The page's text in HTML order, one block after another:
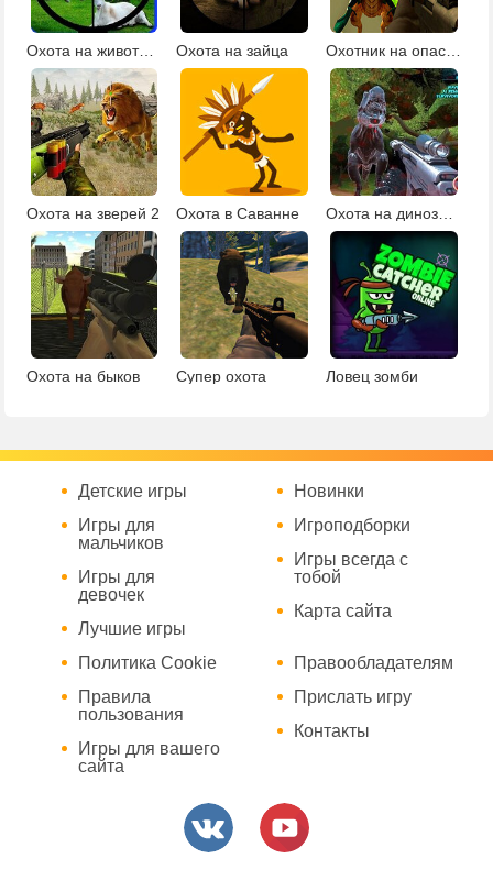
Охота на животных джунглей Охота на зайца Охотник на опасных монстров
Охота на зверей 2 Охота в Саванне Охота на динозавров с мультиплеером
Охота на быков Супер охота Ловец зомби
Детские игры
Игры для
мальчиков
Игры для
девочек
Лучшие игры
Новинки
Игроподборки
Игры всегда с
тобой
Карта сайта
Политика Cookie
Правила
пользования
Игры для вашего
сайта
Правообладателям
Прислать игру
Контакты